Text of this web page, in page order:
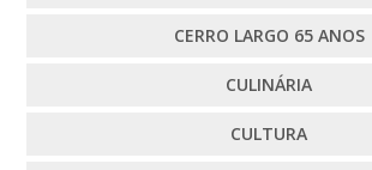
CERRO LARGO 65 ANOS
CULINÁRIA
CULTURA